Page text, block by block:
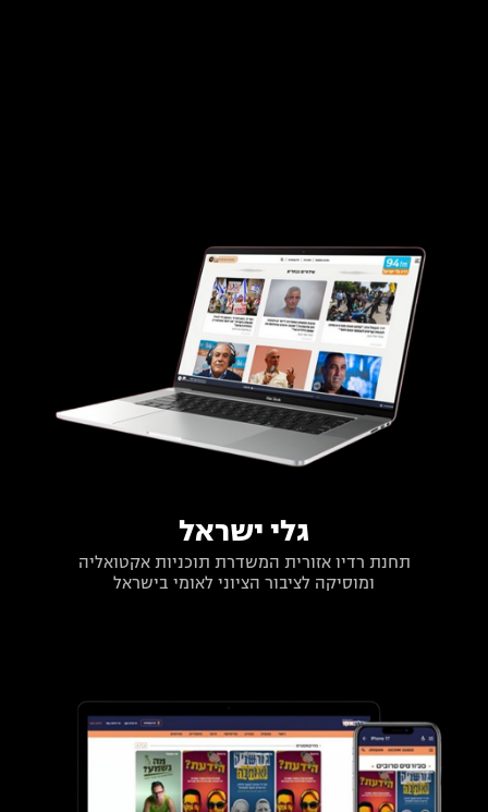
גלי ישראל
תחנת רדיו אזורית המשדרת תוכניות אקטואליה
ומוסיקה לציבור הציוני לאומי בישראל